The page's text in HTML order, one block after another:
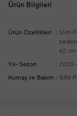
Ürün Bilgileri
Ürün Özellikleri Slim
62 cm
Yıl- Sezon
2025
Kumaş ve Bakım
%88